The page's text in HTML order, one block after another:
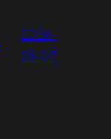
2026-
08-07